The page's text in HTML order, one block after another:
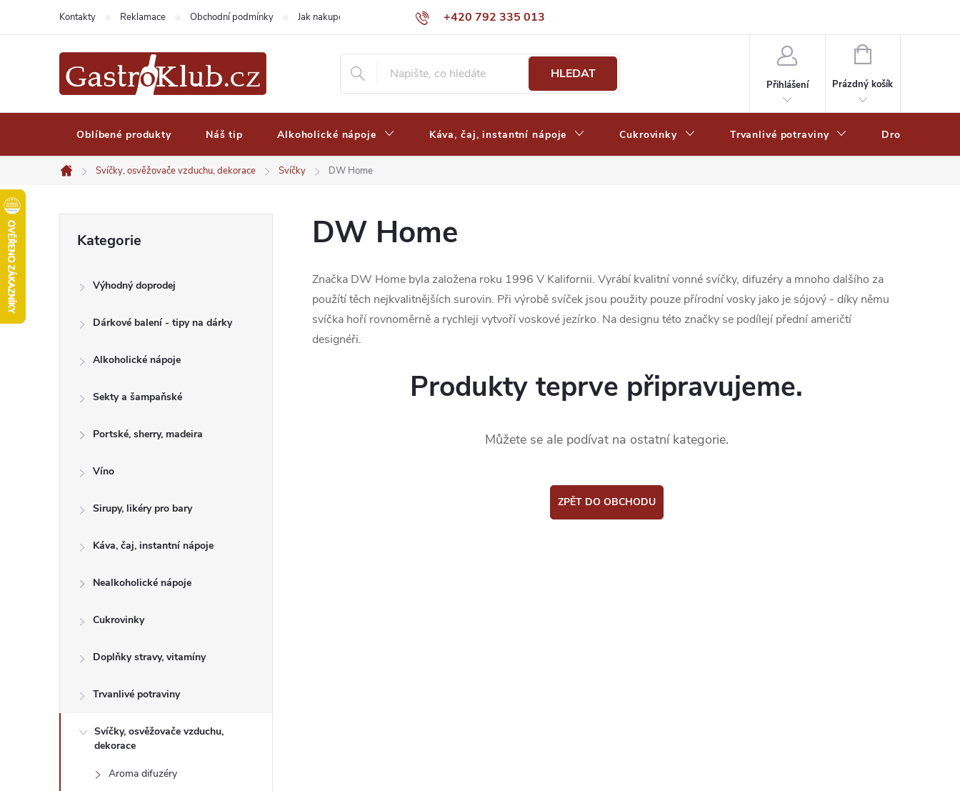
+420 792 335 013
Kontakty Reklamace Obchodní podmínky Jak nakupovat Výdejní místa a ceny dopravy Často kladené otázky
HLEDAT
Přihlášení
NÁKUPNÍ
Prázdný košík
Oblíbené produkty Náš tip Alkoholické nápoje Káva, čaj, instantní nápoje Cukrovinky Trvanlivé potraviny Drogerie
Domů
Svíčky, osvěžovače vzduchu, dekorace Svíčky DW Home
kategorie
Kategorie
Výhodný doprodej
Dárkové balení - tipy na dárky
Alkoholické nápoje
Sekty a šampaňské
Portské, sherry, madeira
Víno
Sirupy, likéry pro bary
Káva, čaj, instantní nápoje
Nealkoholické nápoje
Cukrovinky
Doplňky stravy, vitamíny
Trvanlivé potraviny
Svíčky, osvěžovače vzduchu,
dekorace
Aroma difuzéry
DW Home
Značka DW Home byla založena roku 1996 V Kalifornii. Vyrábí kvalitní vonné svíčky, difuzéry a mnoho dalšího za
použítí těch nejkvalitnějších surovin. Při výrobě svíček jsou použity pouze přírodní vosky jako je sójový - díky němu
svíčka hoří rovnoměrně a rychleji vytvoří voskové jezírko. Na designu této značky se podílejí přední američtí
designéři.
Produkty teprve připravujeme.
Můžete se ale podívat na ostatní kategorie.
ZPĚT DO OBCHODU